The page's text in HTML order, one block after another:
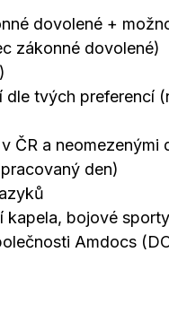
dovolené +
zákonné dovolené)
tvých preferencí
ČR a
den)
kapela, bojové
Amdocs